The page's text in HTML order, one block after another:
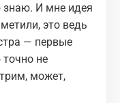
знаю. И мне идея
это ведь
— первые
не
может,